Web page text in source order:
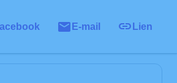
E-mail Lien